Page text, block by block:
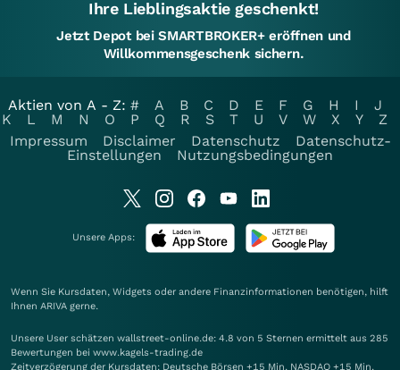
Ihre Lieblingsaktie geschenkt!
Jetzt Depot bei SMARTBROKER+ eröffnen und
Willkommensgeschenk sichern.
Aktien von A - Z: # A B C D E F G H I
J
K
L M N O P Q R S T U V W X Y
Z
Impressum
Disclaimer Datenschutz
Datenschutz-
Einstellungen
Nutzungsbedingungen
Unsere Apps:
Wenn Sie Kursdaten, Widgets oder andere Finanzinformationen benötigen, hilft
Ihnen ARIVA gerne.
Unsere User schätzen wallstreet-online.de: 4.8 von 5 Sternen ermittelt aus 285
Bewertungen bei www.kagels-trading.de
Zeitverzögerung der Kursdaten: Deutsche Börsen +15 Min. NASDAQ +15 Min.